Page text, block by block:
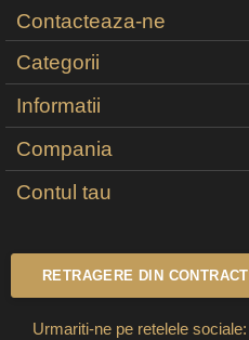
Contacteaza-ne
Categorii
Informatii
Compania
Contul tau
RETRAGERE DIN CONTRACT
Urmariti-ne pe retelele sociale: